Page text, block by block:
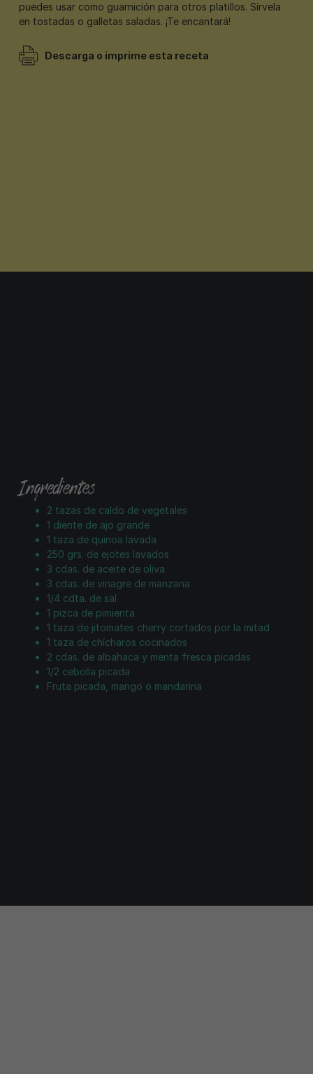
puedes usar como guarnición para otros platillos. Sírvela
en tostadas o galletas saladas. ¡Te encantará!
Descarga o imprime esta receta
Ingredientes
2 tazas de caldo de vegetales
1 diente de ajo grande
1 taza de quinoa lavada
250 grs. de ejotes lavados
3 cdas. de aceite de oliva
3 cdas. de vinagre de manzana
1/4 cdta. de sal
1 pizca de pimienta
1 taza de jitomates cherry cortados por la mitad
1 taza de chícharos cocinados
2 cdas. de albahaca y menta fresca picadas
1/2 cebolla picada
Fruta picada, mango o mandarina